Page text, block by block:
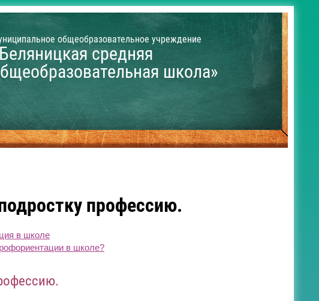
общеобразовательное учреждение
средняя
школа»
профессию.
в школе
в школе?